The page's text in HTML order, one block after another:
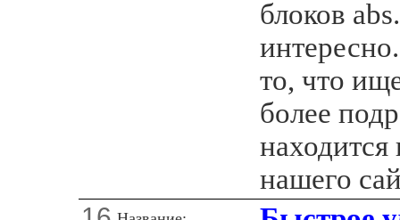
блоков
то, что
более
находится
нашего